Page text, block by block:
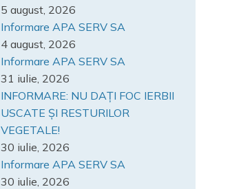
5 august, 2026
Informare APA SERV SA
4 august, 2026
Informare APA SERV SA
31 iulie, 2026
INFORMARE: NU DAȚI FOC IERBII
USCATE ȘI RESTURILOR
VEGETALE!
30 iulie, 2026
Informare APA SERV SA
30 iulie, 2026